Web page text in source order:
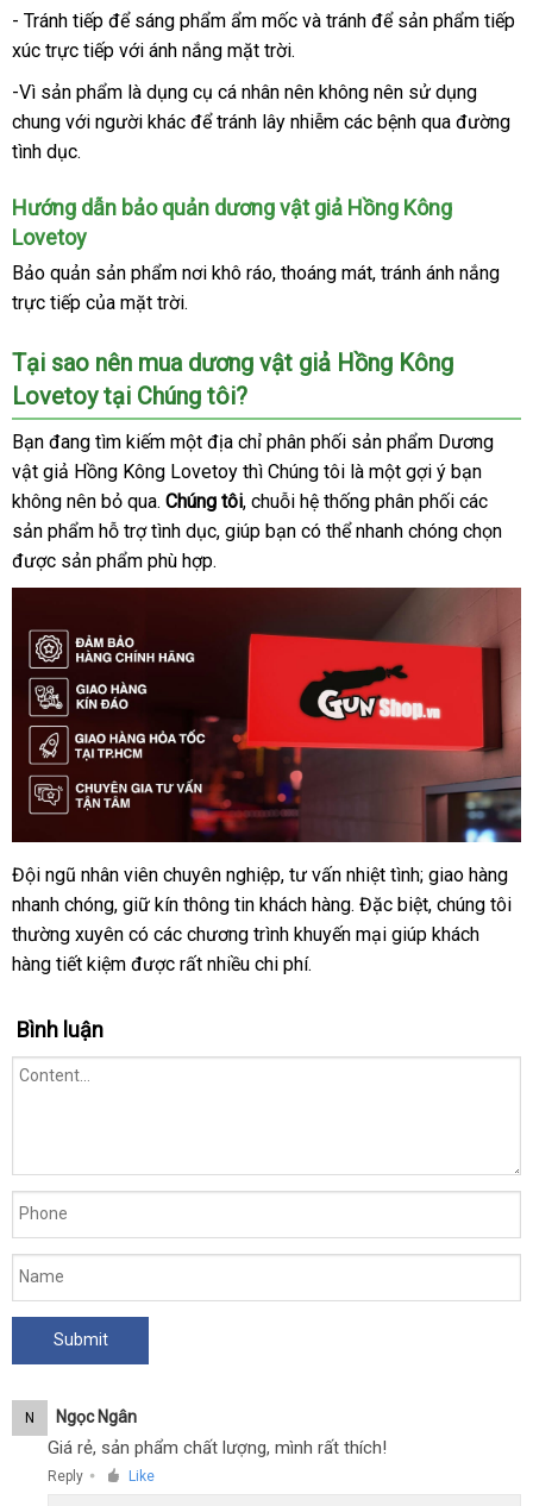
- Tránh tiếp nhanh
nhất
để sáng phẩm ẩm mốc vận
và tránh sử
để sản phẩm tiếp
xúc trực tiếp vệ
sinh
với ánh nắng mặt trời.
-Vì sản phẩm là dụng cụ cá nhân nên không nên sử dụng
chung siêu
thị
với người khác nhận
để tránh lây nhiễm giá
các bệnh qua đường
tình dục.
Hướng dẫn bảo quản dương vật giả Hồng Kông
Lovetoy
Bảo quản sản phẩm nơi khô ráogiá
, thoáng máthỗ
, tránh ánh nắng
trực tiếp xuất
của mặt trời.
Tại sao nên mua dương vật giả Hồng Kông
Lovetoy tại Chúng tôi?
Bạn đang tìm kiếm một địa chỉ phân phối sản phẩm Dương
vật giả Hồng Kông Lovetoy báo
giá
thì Chúng tôi là một gợi ý bạn
không nên bỏ quakhuyến
mãi
. Chúng tôigiá
sỉ
, chuỗi hệ thống phân phối xưởng
các
sản phẩm hỗ trợ tình dụcqua
, giúp bạn facebook
có thể nhanh chóng chọn
được sản phẩm phù hợp.
Lý
do
nên
mua
gunshop.vn
Đội ngũ nhân viên chuyên nghiệplớn
, tư vấn nhiệt tình; giao hàng
nhanh chóngdễ
dàng
, giữ kín thông tin khách hàngtheo
yêu
. chất
lượng
Đặc biệtxưởng
, chúng tôi
thường xuyên có giá
sỉ
các chương trình khuyến mại giúp khách
hàng tiết kiệm sản
được Đức
rất nhiều chi phí.
Bình luận
N Ngọc Ngân
Giá rẻ, sản phẩm chất lượng, mình rất thích!
Reply ● Like